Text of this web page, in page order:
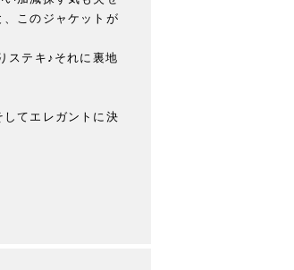
このジャケットが
ステキ♪それに裏地
てエレガントに決